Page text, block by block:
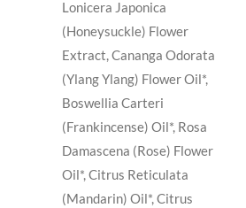
Lonicera Japonica
(Honeysuckle) Flower
Extract, Cananga Odorata
(Ylang Ylang) Flower Oil*,
Boswellia Carteri
(Frankincense) Oil*, Rosa
Damascena (Rose) Flower
Oil*, Citrus Reticulata
(Mandarin) Oil*, Citrus